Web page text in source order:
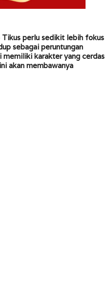
Tikus perlu sedikit lebih fokus
sebagai peruntungan
memiliki karakter yang cerdas
akan membawanya